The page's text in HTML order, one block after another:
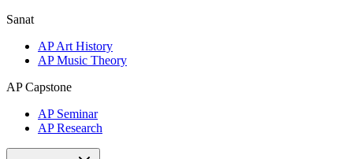
Sanat
AP Art History
AP Music Theory
AP Capstone
AP Seminar
AP Research